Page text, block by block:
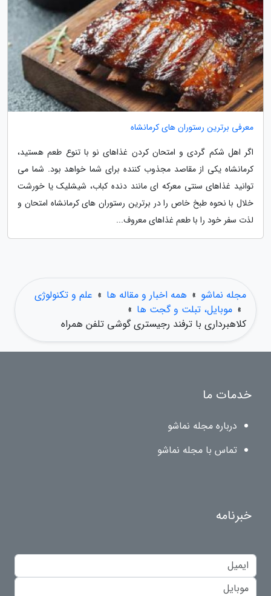
معرفی برترین رستوران های کرمانشاه
اگر اهل شکم گردی و امتحان کردن غذاهای نو با تنوع طعم هستید،
کرمانشاه یکی از مقاصد مجذوب کننده برای شما خواهد بود. شما می
توانید غذاهای سنتی معرکه ای مانند دنده کباب، شیشلیک یا خورشت
خلال با نحوه طبخ خاص را در برترین رستوران های کرمانشاه امتحان و
لذت سفر خود را با طعم غذاهای معروف...
مجله نماشو » همه اخبار و مقاله ها » علم و تکنولوژی
» موبایل، تبلت و گجت ها »
کلاهبرداری با ترفند رجیستری گوشی تلفن همراه
خدمات ما
درباره مجله نماشو
تماس با مجله نماشو
خبرنامه